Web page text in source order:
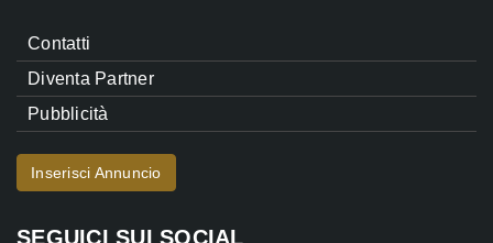
Contatti
Diventa Partner
Pubblicità
Inserisci Annuncio
SEGUICI SUI SOCIAL